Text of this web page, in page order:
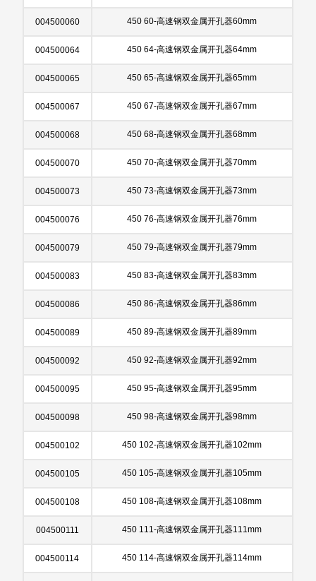
004500060 450 60-高速钢双金属开孔器60mm
004500064 450 64-高速钢双金属开孔器64mm
004500065 450 65-高速钢双金属开孔器65mm
004500067 450 67-高速钢双金属开孔器67mm
004500068 450 68-高速钢双金属开孔器68mm
004500070 450 70-高速钢双金属开孔器70mm
004500073 450 73-高速钢双金属开孔器73mm
004500076 450 76-高速钢双金属开孔器76mm
004500079 450 79-高速钢双金属开孔器79mm
004500083 450 83-高速钢双金属开孔器83mm
004500086 450 86-高速钢双金属开孔器86mm
004500089 450 89-高速钢双金属开孔器89mm
004500092 450 92-高速钢双金属开孔器92mm
004500095 450 95-高速钢双金属开孔器95mm
004500098 450 98-高速钢双金属开孔器98mm
004500102 450 102-高速钢双金属开孔器102mm
004500105 450 105-高速钢双金属开孔器105mm
004500108 450 108-高速钢双金属开孔器108mm
004500111 450 111-高速钢双金属开孔器111mm
004500114 450 114-高速钢双金属开孔器114mm